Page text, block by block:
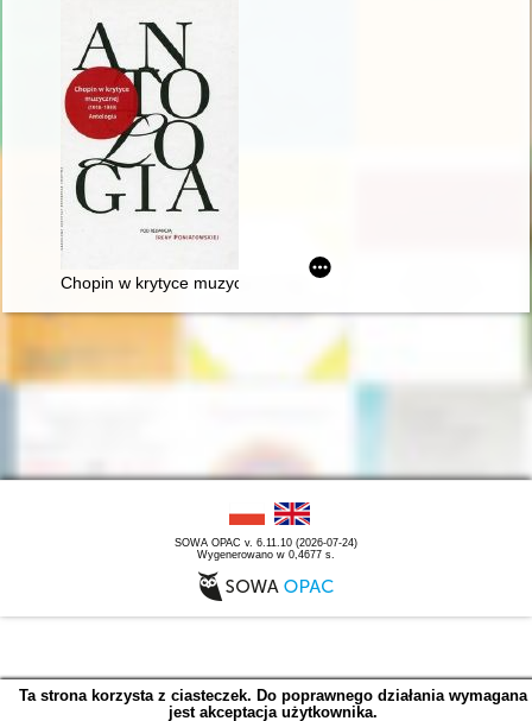
Chopin w krytyce muzycznej (1918-1939). Antologia
SOWA OPAC v. 6.11.10 (2026-07-24)
Wygenerowano w 0,4677 s.
Ta strona korzysta z ciasteczek. Do poprawnego działania wymagana
jest akceptacja użytkownika.